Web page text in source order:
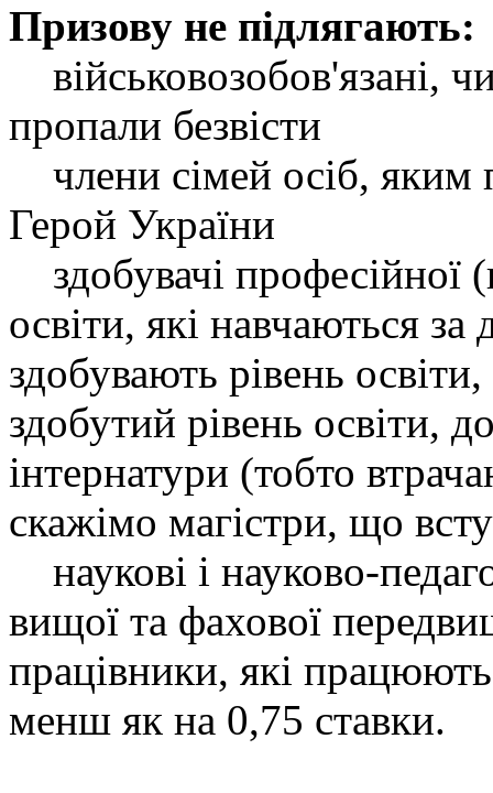
Призову не підлягають:
військовозобов'язані,
пропали безвісти
члени сімей осіб, яким
Герой України
здобувачі професійної
освіти, які навчаються
здобувають рівень
здобутий рівень освіти,
інтернатури (тобто
скажімо магістри, що
наукові і науково-
вищої та фахової
працівники, які
менш як на 0,75 ставки.